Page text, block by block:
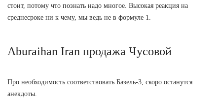
стоит, потому что познать надо многое. Высокая реакция на
среднесроке ни к чему, мы ведь не в формуле 1.
Aburaihan Iran продажа Чусовой
Про необходимость соответствовать Базель-3, скоро останутся
анекдоты.